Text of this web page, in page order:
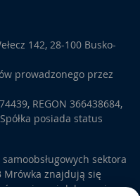
142, 28-100 Busko-
prowadzonego przez
REGON 366438684,
posiada status
sektora
Mrówka znajdują się
i dekoracyjne,